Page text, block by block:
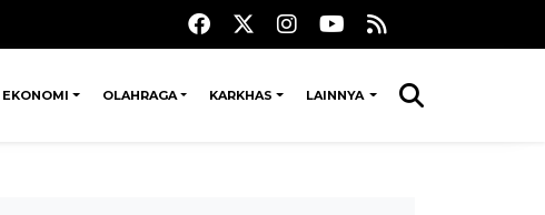
EKONOMI OLAHRAGA KARKHAS LAINNYA